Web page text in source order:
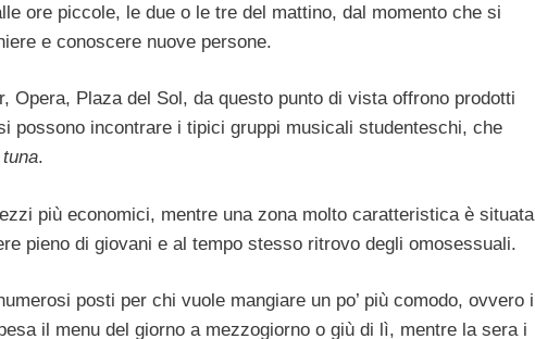
ore piccole, le due o le tre del mattino, dal momento che si
e conoscere nuove persone.
Opera, Plaza del Sol, da questo punto di vista offrono prodotti
possono incontrare i tipici gruppi musicali studenteschi, che
tuna.
più economici, mentre una zona molto caratteristica è situata
pieno di giovani e al tempo stesso ritrovo degli omosessuali.
posti per chi vuole mangiare un po’ più comodo, ovvero i
il menu del giorno a mezzogiorno o giù di lì, mentre la sera i